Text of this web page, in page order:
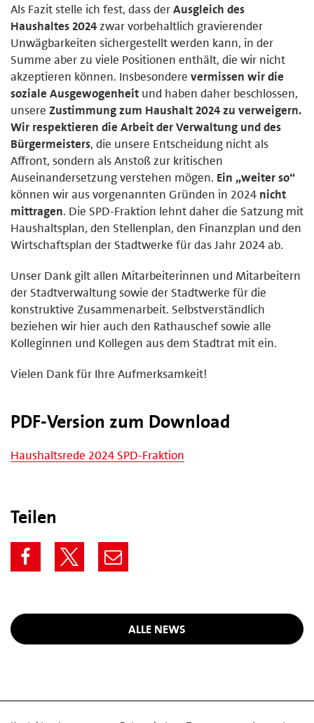
Als Fazit stelle ich fest, dass derAusgleich des
Haushaltes 2024zwar vorbehaltlich gravierender
Unwägbarkeiten sichergestellt werden kann, in der
Summe aber zu viele Positionen enthält, die wir nicht
akzeptieren können. Insbesondere vermissen wir die
soziale Ausgewogenheit und haben daher beschlossen,
unsere Zustimmung zum Haushalt 2024 zu verweigern.
Wir respektieren die Arbeit der Verwaltung und des
Bürgermeisters, die unsere Entscheidung nicht als
Affront, sondern als Anstoß zur kritischen
Auseinandersetzung verstehen mögen. Ein „weiter so“
können wir aus vorgenannten Gründen in 2024 nicht
mittragen. Die SPD-Fraktion lehnt daher die Satzung mit
Haushaltsplan, den Stellenplan, den Finanzplan und den
Wirtschaftsplan der Stadtwerke für das Jahr 2024 ab.
Unser Dank gilt allen Mitarbeiterinnen und Mitarbeitern
der Stadtverwaltung sowie der Stadtwerke für die
konstruktive Zusammenarbeit. Selbstverständlich
beziehen wir hier auch den Rathauschef sowie alle
Kolleginnen und Kollegen aus dem Stadtrat mit ein.
Vielen Dank für Ihre Aufmerksamkeit!
PDF-Version zum Download
Haushaltsrede 2024 SPD-Fraktion
Teilen
ALLE NEWS